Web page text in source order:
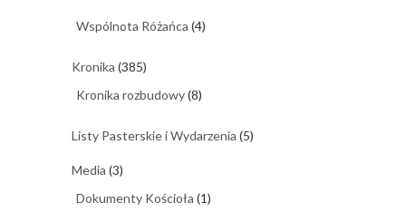
Wspólnota Różańca (4)
Kronika (385)
Kronika rozbudowy(8)
Listy Pasterskie i Wydarzenia (5)
Media (3)
Dokumenty Kościoła (1)